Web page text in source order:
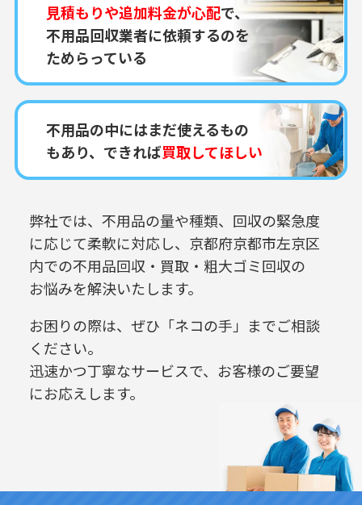
見積もりや追加料金が心配で、
不用品回収業者に依頼するのを
ためらっている
不用品の中にはまだ使えるもの
もあり、できれば買取してほしい
弊社では、不用品の量や種類、回収の緊急度
に応じて柔軟に対応し、 京都府京都市左京区
内での不用品回収・買取・粗大ゴミ回収の
お悩みを解決いたします。
お困りの際は、ぜひ「ネコの手」までご相談
ください。
迅速かつ丁寧なサービスで、お客様のご要望
にお応えします。